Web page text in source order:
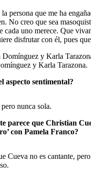
persona que me ha
No creo que sea
cada uno merece. Que
disfrutar con él, pues
y Karla Tarazona.
aspecto sentimental?
nunca sola.
parece que Christian
con Pamela Franco?
Cueva no es cantante,